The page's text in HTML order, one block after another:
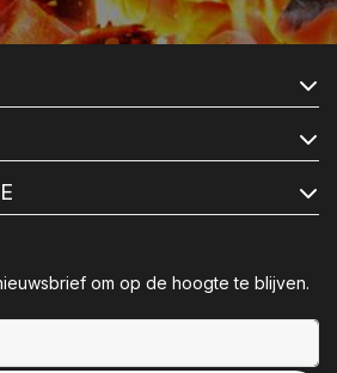
om op de hoogte te blijven.